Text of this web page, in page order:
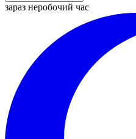
зараз неробочий час